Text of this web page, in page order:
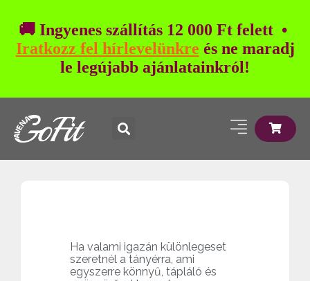
🚚 Ingyenes szállítás 12 000 Ft felett •
Iratkozz fel hírlevelünkre és ne maradj
le legújabb ajánlatainkról!
Ha valami igazán különlegeset
szeretnél a tányérra, ami
egyszerre könnyű, tápláló és